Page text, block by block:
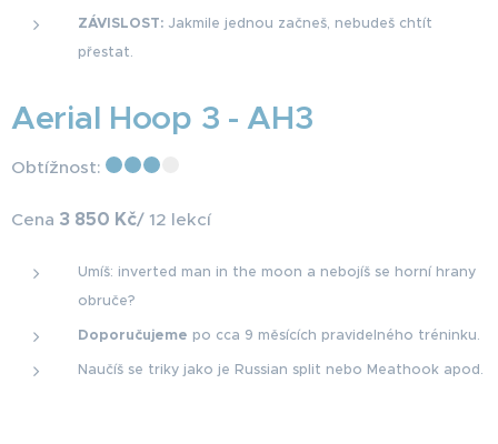
ZÁVISLOST: Jakmile jednou začneš, nebudeš chtít
přestat.
Aerial Hoop 3 - AH3
Obtížnost:
Cena 3 850 Kč/ 12 lekcí
Umíš: inverted man in the moon a nebojíš se horní hrany
obruče?
Doporučujeme po cca 9 měsících pravidelného tréninku.
Naučíš se triky jako je Russian split nebo Meathook apod.